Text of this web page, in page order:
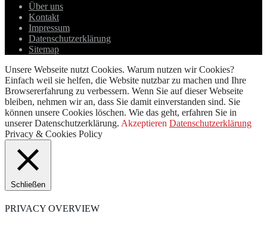
Über uns
Kontakt
Impressum
Datenschutzerklärung
Sitemap
Unsere Webseite nutzt Cookies. Warum nutzen wir Cookies?
Einfach weil sie helfen, die Website nutzbar zu machen und Ihre
Browsererfahrung zu verbessern. Wenn Sie auf dieser Webseite
bleiben, nehmen wir an, dass Sie damit einverstanden sind. Sie
können unsere Cookies löschen. Wie das geht, erfahren Sie in
unserer Datenschutzerklärung. Akzeptieren Datenschutzerklärung
Privacy & Cookies Policy
Schließen
PRIVACY OVERVIEW